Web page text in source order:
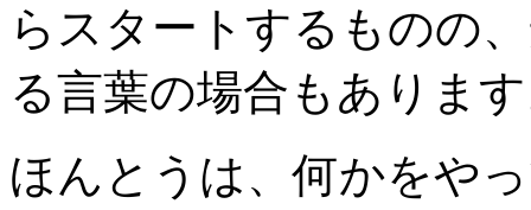
らスタートするものの
る言葉の場合もありま
ほんとうは、何かをや